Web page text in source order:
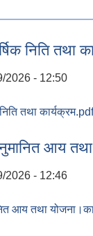
निति तथा
2026 - 12:50
तथा कार्यक्रम.pdf
आय तथा
2026 - 12:46
आय तथा